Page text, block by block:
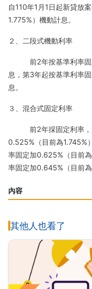
自110年1月1日起新貸放
1.775%）機動計息。
２、二段式機動利率
前2年按基準利率固
息，第3年起按基準利率
息。
３、混合式固定利率
前2年採固定利率，第
0.525%（目前為1.745%
率固定加0.625%（目前
率固定加0.645%（目前為
內容
其他人也看了